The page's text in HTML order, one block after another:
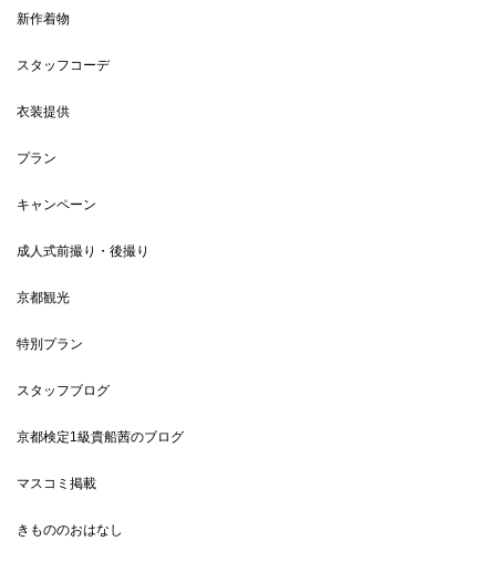
新作着物
スタッフコーデ
衣装提供
プラン
キャンペーン
成人式前撮り・後撮り
京都観光
特別プラン
スタッフブログ
京都検定1級貴船茜のブログ
マスコミ掲載
きもののおはなし